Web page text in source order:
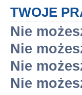
TWOJE
Nie
Nie
Nie
Nie